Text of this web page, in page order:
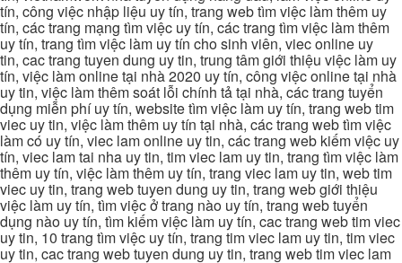
tín, công việc nhập liệu uy tín, trang web tìm việc làm thêm uy
tín, các trang mạng tìm việc uy tín, các trang tìm việc làm thêm
uy tín, trang tìm việc làm uy tín cho sinh viên, viec online uy
tin, cac trang tuyen dung uy tin, trung tâm giới thiệu việc làm uy
tín, việc làm online tại nhà 2020 uy tín, công việc online tại nhà
uy tin, việc làm thêm soát lỗi chính tả tại nhà, các trang tuyển
dụng miễn phí uy tín, website tìm việc làm uy tín, trang web tim
viec uy tin, việc làm thêm uy tín tại nhà, các trang web tìm việc
làm có uy tín, viec lam online uy tin, các trang web kiếm việc uy
tín, viec lam tai nha uy tin, tim viec lam uy tin, trang tìm việc làm
thêm uy tín, việc làm thêm uy tín, trang viec lam uy tin, web tim
viec uy tin, trang web tuyen dung uy tin, trang web giới thiệu
việc làm uy tín, tìm việc ở trang nào uy tín, trang web tuyển
dụng nào uy tín, tìm kiếm việc làm uy tín, cac trang web tim viec
uy tin, 10 trang tìm việc uy tín, trang tim viec lam uy tin, tim viec
uy tin, cac trang web tuyen dung uy tin, trang web tim viec lam